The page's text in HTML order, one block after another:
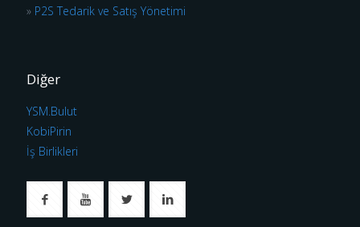
» P2S Tedarik ve Satış Yönetimi
Diğer
YSM.Bulut
KobiPirin
İş Birlikleri